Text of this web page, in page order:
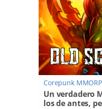
Corepunk
Un verdadero
los de antes,